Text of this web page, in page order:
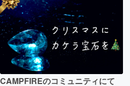
アート・写真
テクノロジー・ガジェット
映像・映画
CAMPFIREのコミュニティにて